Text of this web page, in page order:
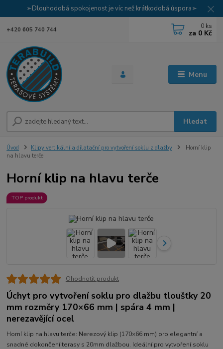
➢Dlouhodobá spokojenost je víc než krátkodobá úspora➢
Menu
Hledat
+420 605 740 744 0 ks
za 0 Kč
Úvod Klipy vertikální a dilatační pro vytvoření soklu z dlažby
Horní klip
na hlavu terče
Horní klip na hlavu terče
TOP produkt
Ohodnotit produkt
Úchyt pro vytvoření soklu pro dlažbu tloušťky 20
mm rozměry 170×66 mm | spára 4 mm |
nerezavějící ocel
Horní klip na hlavu terče: Nerezový klip (170×66 mm) pro elegantní a
snadné dokončení terasy s 20mm dlažbou. Ideální pro vytvoření soklu